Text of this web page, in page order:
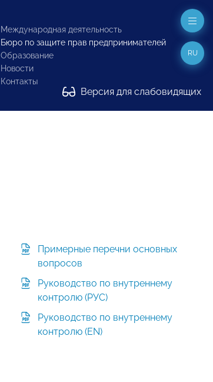
Международная деятельность
Бюро по защите прав предпринимателей
Образование
Новости
Контакты
Версия для слабовидящих
RU
Примерные перечни основных
вопросов
Руководство по внутреннему
контролю (РУС)
Руководство по внутреннему
контролю (EN)